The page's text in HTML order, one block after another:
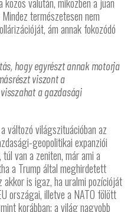
természetesen nem
ám annak fokozódó
hogy egyrészt annak motorja
viszont a
a gazdasági
változó világszituációban az
geopolitikai expanziói
van a zeniten, már ami a
a Trump által meghirdetett
is igaz, ha uralmi pozícióját
országai, illetve a NATO fölött
korábban; a világ nagyobb